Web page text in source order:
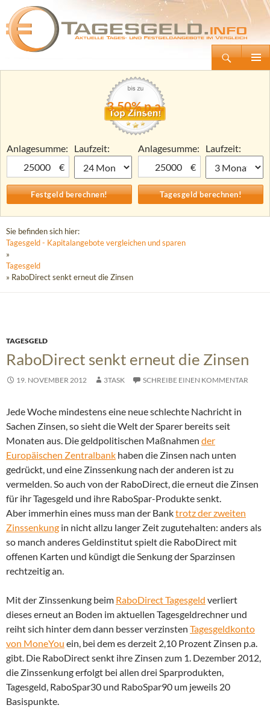
Tagesgeld.info – Tagesgeldkonten vergleichen und Tagesgeld-Zinsen berechnen
Zum
3,50% p.a.
Anlagesumme:
€
Laufzeit:
Anlagesumme:
€
Laufzeit:
Sie befinden sich hier:
Tagesgeld - Kapitalangebote vergleichen und sparen
»
Tagesgeld
» RaboDirect senkt erneut die Zinsen
TAGESGELD
RaboDirect senkt erneut die Zinsen
19. NOVEMBER 2012 3TASK SCHREIBE EINEN KOMMENTAR
Jede Woche mindestens eine neue schlechte Nachricht in
Sachen Zinsen, so sieht die Welt der Sparer bereits seit
Monaten aus. Die geldpolitischen Maßnahmen der
Europäischen Zentralbank haben die Zinsen nach unten
gedrückt, und eine Zinssenkung nach der anderen ist zu
vermelden. So auch von der RaboDirect, die erneut die Zinsen
für ihr Tagesgeld und ihre RaboSpar-Produkte senkt.
Aber immerhin eines muss man der Banktrotz der zweiten
Zinssenkung in nicht allzu langer Zeit zugutehalten: anders als
so manch anderes Geldinstitut spielt die RaboDirect mit
offenen Karten und kündigt die Senkung der Sparzinsen
rechtzeitig an.
Mit der Zinssenkung beim RaboDirect Tagesgeld verliert
dieses erneut an Boden im aktuellen Tagesgeldrechner und
reiht sich hinter dem dann besser verzinsten Tagesgeldkonto
von MoneYou ein, bei dem es derzeit 2,10 Prozent Zinsen p.a.
gibt. Die RaboDirect senkt ihre Zinsen zum 1. Dezember 2012,
die Zinssenkung erfolgt bei allen drei Sparprodukten,
Tagesgeld, RaboSpar30 und RaboSpar90 um jeweils 20
Basispunkte.